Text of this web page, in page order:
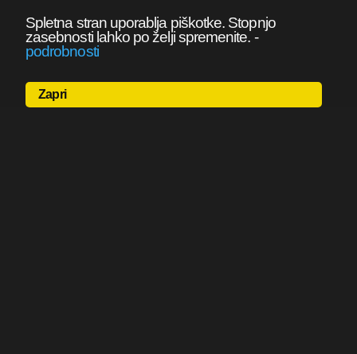
Spletna stran uporablja piškotke. Stopnjo
zasebnosti lahko po želji spremenite. -
podrobnosti
Zapri